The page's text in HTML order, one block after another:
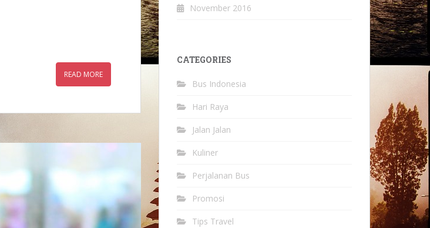
READ MORE
November 2016
CATEGORIES
Bus Indonesia
Hari Raya
Jalan Jalan
Kuliner
Perjalanan Bus
Promosi
Tips Travel